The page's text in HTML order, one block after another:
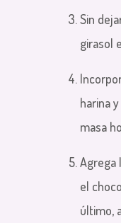
Sin
girasol
harina
masa
Agrega
el
último,